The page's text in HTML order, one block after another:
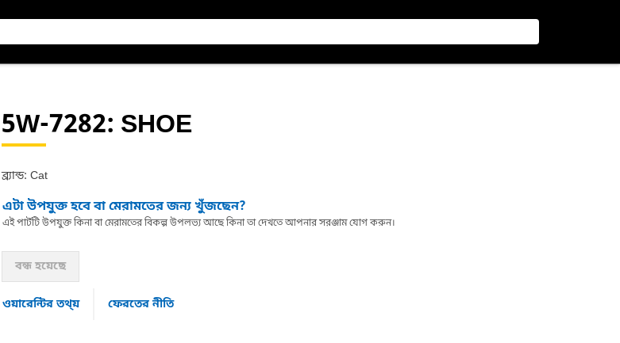
5W-7282: SHOE
ব্র্যান্ড: Cat
এটা উপযুক্ত হবে বা মেরামতের জন্য খুঁজছেন?
এই পার্টটি উপযুক্ত কিনা বা মেরামতের বিকল্প উপলভ্য আছে কিনা তা দেখতে আপনার সরঞ্জাম যোগ করুন।
বন্ধ হয়েছে
ওয়ারেন্টির তথ্য় ফেরতের নীতি